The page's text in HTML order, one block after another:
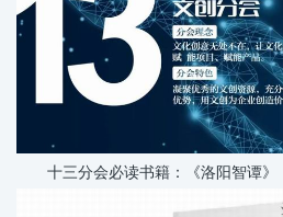
十三分会必读书籍：《洛阳智谭》